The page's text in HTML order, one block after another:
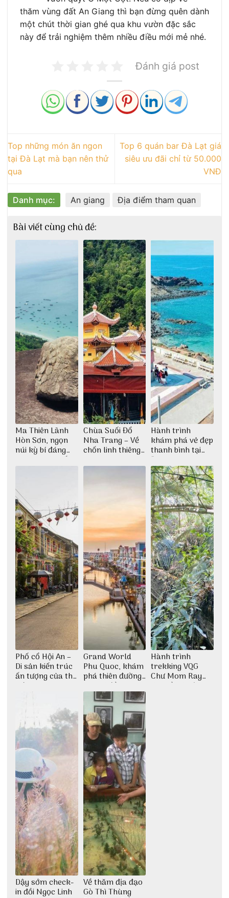
thăm vùng đất An Giang thì bạn đừng quên dành
một chút thời gian ghé qua khu vườn đặc sắc
này để trải nghiệm thêm nhiều điều mới mẻ nhé.
Đánh giá post
Top những món ăn ngon
tại Đà Lạt mà bạn nên thử
qua
Top 6 quán bar Đà Lạt giá
siêu ưu đãi chỉ từ 50.000
VNĐ
Danh mục: An giang Địa điểm tham quan
Bài viết cùng chủ đề:
Ma Thiên Lãnh
Hòn Sơn, ngọn
núi kỳ bí đáng
khám phá nhất
Chùa Suối Đổ
Nha Trang – Về
chốn linh thiêng
thiền định
Hành trình
khám phá vẻ đẹp
thanh bình tại
Đảo Phú Quý
Phố cổ Hội An –
Di sản kiến trúc
ấn tượng của thế
giới
Grand World
Phu Quoc, khám
phá thiên đường
giải trí đầy sôi
động
Hành trình
trekking VQG
Chư Mom Ray
tìm về núi rừng
Dậy sớm check-
in đồi Ngọc Linh
Về thăm địa đạo
Gò Thì Thùng